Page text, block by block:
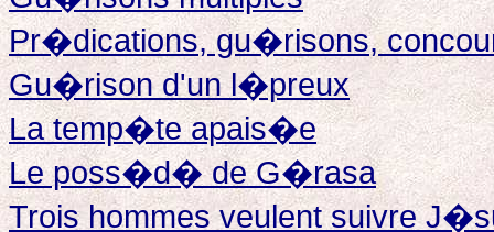
Pr�dications, gu�risons,
Gu�rison d'un l�preux
La temp�te apais�e
Le poss�d� de G�rasa
Trois hommes veulent suivre